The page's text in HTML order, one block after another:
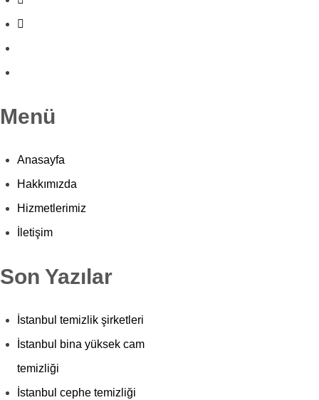
Menü
Anasayfa
Hakkımızda
Hizmetlerimiz
İletişim
Son Yazılar
İstanbul temizlik şirketleri
İstanbul bina yüksek cam
temizliği
İstanbul cephe temizliği